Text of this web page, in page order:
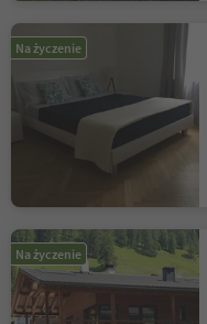
Na życzenie
Na życzenie